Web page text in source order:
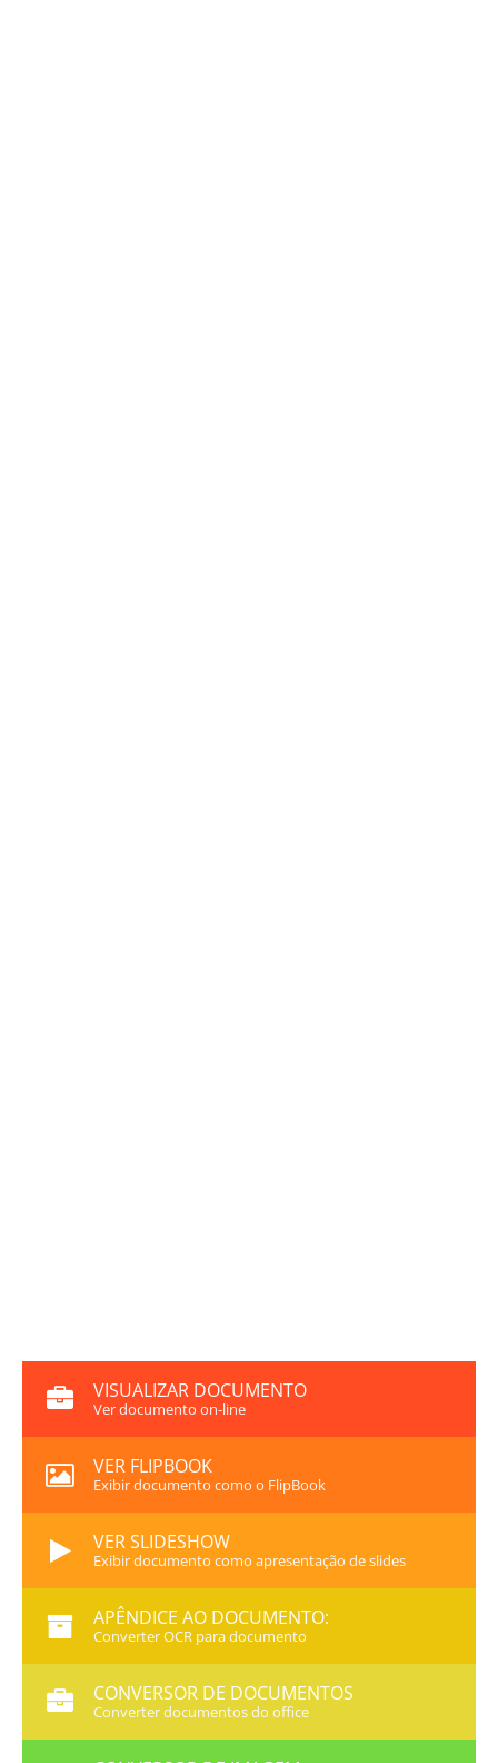
VISUALIZAR DOCUMENTO
Ver documento on-line
VER FLIPBOOK
Exibir documento como o FlipBook
VER SLIDESHOW
Exibir documento como apresentação de slides
APÊNDICE AO DOCUMENTO:
Converter OCR para documento
CONVERSOR DE DOCUMENTOS
Converter documentos do office